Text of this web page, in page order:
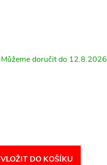
12.8.2026
VLOŽIT DO KOŠÍKU